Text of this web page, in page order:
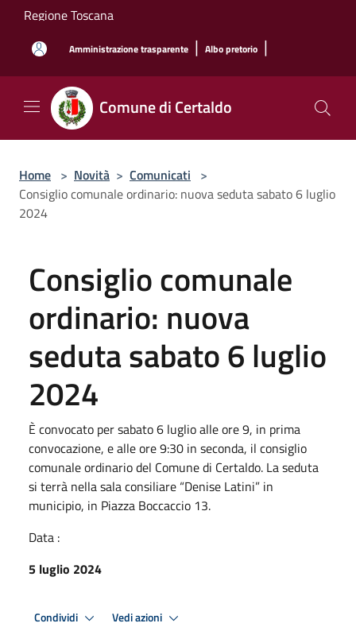
Salta al contenuto principale
Regione Toscana
Amministrazione trasparente | Albo pretorio |
Comune di Certaldo
Home > Novità > Comunicati >
Consiglio comunale ordinario: nuova seduta sabato 6 luglio
2024
Consiglio comunale
ordinario: nuova
seduta sabato 6 luglio
2024
È convocato per sabato 6 luglio alle ore 9, in prima
convocazione, e alle ore 9:30 in seconda, il consiglio
comunale ordinario del Comune di Certaldo. La seduta
si terrà nella sala consiliare “Denise Latini” in
municipio, in Piazza Boccaccio 13.
Data :
5 luglio 2024
Condividi Vedi azioni